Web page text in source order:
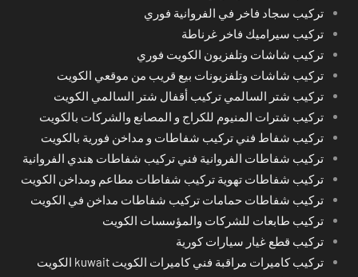
تركيب سجاد فاخر في الفروانية فوري
تركيب سيراميك فاخر غرناطة
تركيب شاشات وتلفزيون الكويت فوري
تركيب شاشات وتلفزيونات بيع قريب من موقعي الكويت
تركيب شتر السالمي تركيب أقفال شتر السالمي الكويت
تركيب شترات المنيوم للكراج و المصانع والشركات بالكويت
تركيب شفاط فني تركيب شفاطات و مداخن فورية بالكويت
تركيب شفاطات الفروانية فني تركيب شفاطات هندي الفروانية
تركيب شفاطات تهوية تركيب شفاطات مطاعم ومداخن الكويت
تركيب شفاطات حمامات تركيب شفاطات مداخن في الكويت
تركيب طابعات للشركات والمؤسسات الكويت
تركيب قطع غيار سيارات كورية
تركيب كاميرات مراقبة فني كاميرات الكويت kuwait الكويت